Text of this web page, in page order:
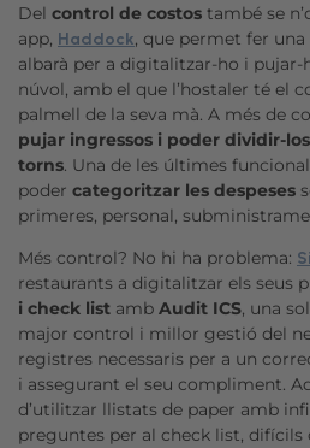
Del control de costos també se
app, Haddock, que permet fer
albarà per a digitalitzar-ho i pujar-
núvol, amb el que l’hostaler té el
palmell de la seva mà. A més de
pujar ingressos i poder dividir-
torns. Una de les últimes
poder categoritzar les despeses
primeres, personal,
Més control? No hi ha problema:
restaurants a digitalitzar els seus
i check list amb Audit ICS, una
major control i millor gestió del
registres necessaris per a un
i assegurant el seu compliment.
d’utilitzar llistats de paper amb
preguntes per al check list, difícils